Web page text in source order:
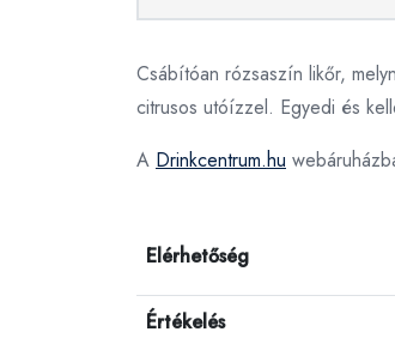
Csábítóan rózsaszín likőr,
citrusos utóízzel. Egyedi és
A Drinkcentrum.hu
Elérhetőség
Értékelés